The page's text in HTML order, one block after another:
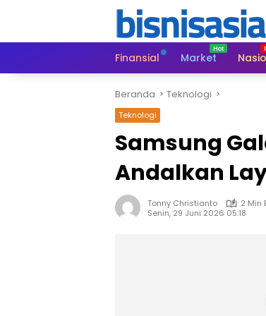
Finansial
Market
Beranda Teknologi
Teknologi
Samsung
Andalkan
Tonny Christianto
2 Min
Senin, 29 Juni 2026 05:18